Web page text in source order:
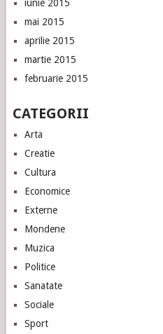
iunie 2015
mai 2015
aprilie 2015
martie 2015
februarie 2015
CATEGORII
Arta
Creatie
Cultura
Economice
Externe
Mondene
Muzica
Politice
Sanatate
Sociale
Sport